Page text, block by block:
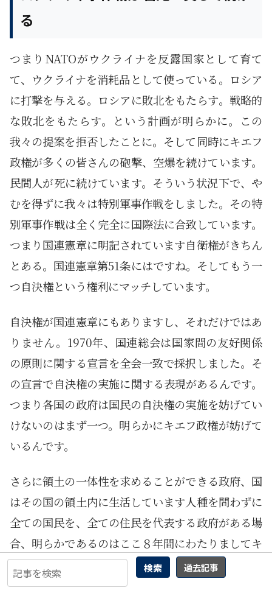
検索 過去記事
る
つまりNATOがウクライナを反露国家として育て
て、ウクライナを消耗品として使っている。ロシア
に打撃を与える。ロシアに敗北をもたらす。戦略的
な敗北をもたらす。という計画が明らかに。この
我々の提案を拒否したことに。そして同時にキエフ
政権が多くの皆さんの砲撃、空爆を続けています。
民間人が死に続けています。そういう状況下で、や
むを得ずに我々は特別軍事作戦をしました。その特
別軍事作戦は全く完全に国際法に合致しています。
つまり国連憲章に明記されています自衛権がきちん
とある。国連憲章第51条にはですね。そしてもう一
つ自決権という権利にマッチしています。
自決権が国連憲章にもありますし、それだけではあ
りません。1970年、国連総会は国家間の友好関係
の原則に関する宣言を全会一致で採択しました。そ
の宣言で自決権の実施に関する表現があるんです。
つまり各国の政府は国民の自決権の実施を妨げてい
けないのはまず一つ。明らかにキエフ政権が妨げて
いるんです。
さらに領土の一体性を求めることができる政府、国
はその国の領土内に生活しています人種を問わずに
全ての国民を、全ての住民を代表する政府がある場
合、明らかであるのはここ８年間にわたりましてキ
エフ政権がロシア系住民の人権蹂躙、殺害、威嚇、
ジェノサイド政策を行っている、つまりここ少なく